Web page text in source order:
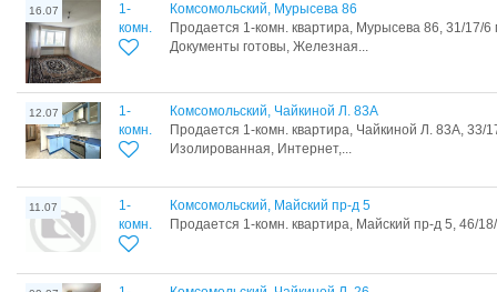
16.07
1-
комн.
Комсомольский, Мурысева 86
Продается 1-комн. квартира, Мурысева 86, 31/17/
Документы готовы, Железная...
12.07
1-
комн.
Комсомольский, Чайкиной Л. 83А
Продается 1-комн. квартира, Чайкиной Л. 83А, 33/
Изолированная, Интернет,...
11.07
1-
комн.
Комсомольский, Майский пр-д 5
Продается 1-комн. квартира, Майский пр-д 5, 46/